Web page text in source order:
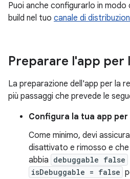
Puoi anche configurarlo in modo
build nel tuo canale di
Preparare l'app per
La preparazione dell'app per la
più passaggi che prevede le
Configura la tua app per
Come minimo, devi
disattivato e rimosso e
abbia debuggable false
isDebuggable = false